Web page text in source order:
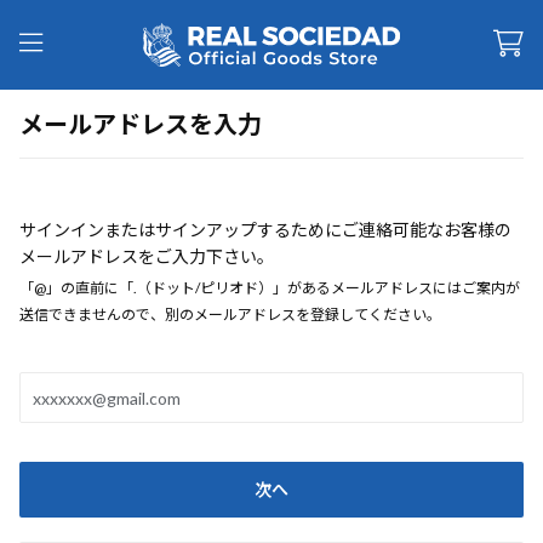
メールアドレスを入力
サインインまたはサインアップするためにご連絡可能なお客様の
メールアドレスをご入力下さい。
「@」の直前に「.（ドット/ピリオド）」があるメールアドレスにはご案内が
送信できませんので、別のメールアドレスを登録してください。
次へ